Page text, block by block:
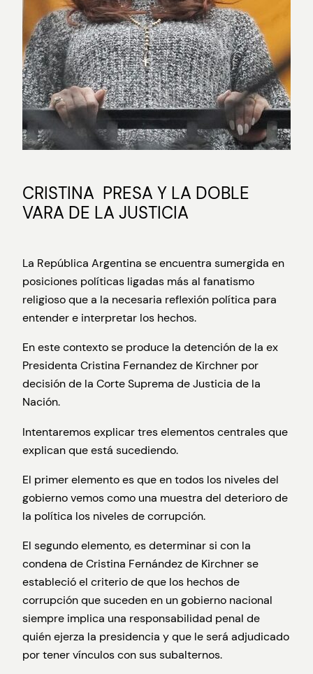
CRISTINA PRESA Y LA DOBLE
VARA DE LA JUSTICIA
La República Argentina se encuentra sumergida en
posiciones políticas ligadas más al fanatismo
religioso que a la necesaria reflexión política para
entender e interpretar los hechos.
En este contexto se produce la detención de la ex
Presidenta Cristina Fernandez de Kirchner por
decisión de la Corte Suprema de Justicia de la
Nación.
Intentaremos explicar tres elementos centrales que
explican que está sucediendo.
El primer elemento es que en todos los niveles del
gobierno vemos como una muestra del deterioro de
la política los niveles de corrupción.
El segundo elemento, es determinar si con la
condena de Cristina Fernández de Kirchner se
estableció el criterio de que los hechos de
corrupción que suceden en un gobierno nacional
siempre implica una responsabilidad penal de
quién ejerza la presidencia y que le será adjudicado
por tener vínculos con sus subalternos.